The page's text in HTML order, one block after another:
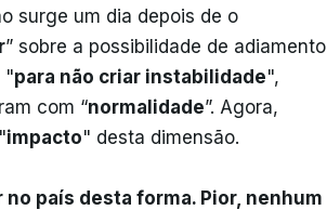
surge um dia depois de o
” sobre a possibilidade de adiamento
"para não criar instabilidade",
com “normalidade”. Agora,
impacto" desta dimensão.
país desta forma. Pior, nenhum